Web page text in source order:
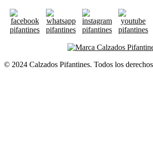
© 2024 Calzados Pifantines. Todos los
🔄